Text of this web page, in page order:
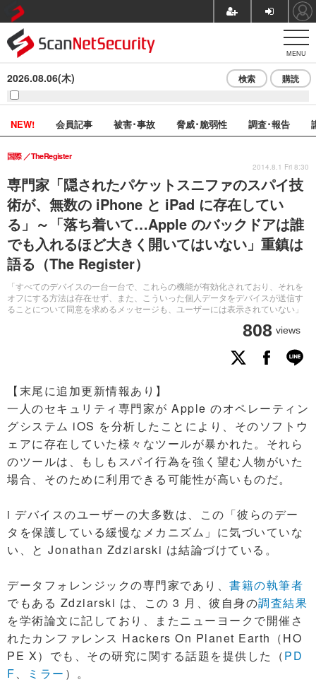
MENU
2026.08.06(木) 検索 購読
NEW! 会員記事 被害･事故 脅威･脆弱性 調査･報告
専門家「隠されたパケットスニファのスパイ技
術が、無数の iPhone と iPad に存在してい
る」～「落ち着いて…Apple のバックドアは誰
でも入れるほど大きく開いてはいない」重鎮は
語る（The Register）
「すべてのデバイスの一台一台で、これらの機能が有効化されており、それを
オフにする方法は存在せず、また、こういった個人データをデバイスが送信す
ることについて同意を求めるメッセージも、ユーザーには表示されていない」
国際 TheRegister
808 views
2014.8.1 Fri 8:30
【末尾に追加更新情報あり】
一人のセキュリティ専門家が Apple のオペレーティン
グシステム iOS を分析したことにより、そのソフトウ
ェアに存在していた様々なツールが暴かれた。それら
のツールは、もしもスパイ行為を強く望む人物がいた
場合、そのために利用できる可能性が高いものだ。
i デバイスのユーザーの大多数は、この「彼らのデー
タを保護している緩慢なメカニズム」に気づいていな
い、と Jonathan Zdziarski は結論づけている。
データフォレンジックの専門家であり、 書籍の執筆者
でもある Zdziarski は、この 3 月、彼自身の調査結果
を学術論文に記しており、またニューヨークで開催さ
れたカンファレンス Hackers On Planet Earth（HO
PE X）でも、その研究に関する話題を提供した（PD
F、 ミラー ）。